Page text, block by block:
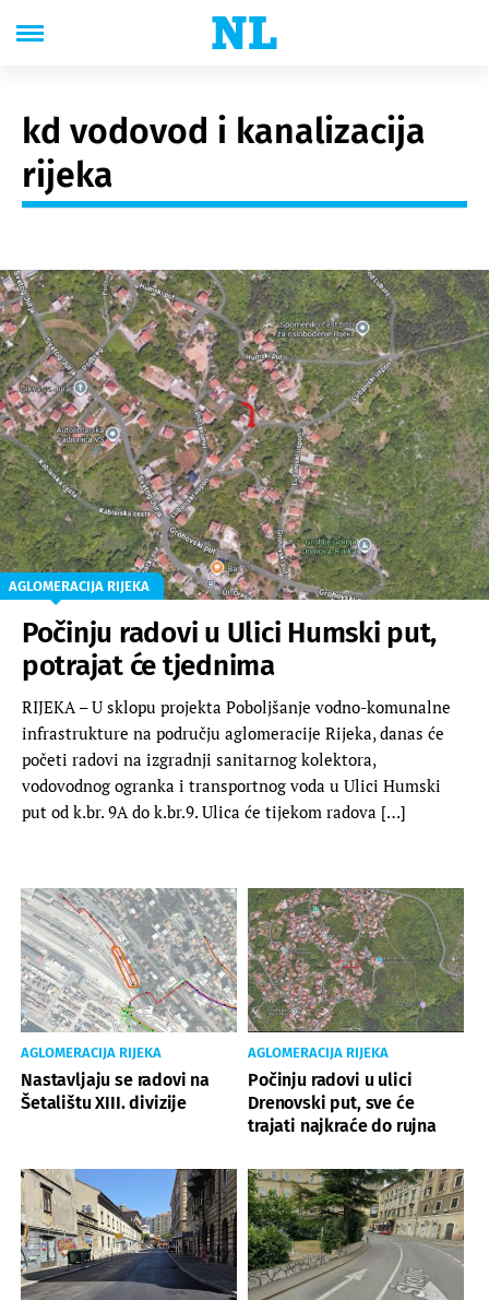
kd vodovod i kanalizacija
rijeka
AGLOMERACIJA RIJEKA
Počinju radovi u Ulici Humski put,
potrajat će tjednima
RIJEKA – U sklopu projekta Poboljšanje vodno-komunalne
infrastrukture na području aglomeracije Rijeka, danas će
početi radovi na izgradnji sanitarnog kolektora,
vodovodnog ogranka i transportnog voda u Ulici Humski
put od k.br. 9A do k.br.9. Ulica će tijekom radova […]
AGLOMERACIJA RIJEKA
Nastavljaju se radovi na
Šetalištu XIII. divizije
AGLOMERACIJA RIJEKA
Počinju radovi u ulici
Drenovski put, sve će
trajati najkraće do rujna